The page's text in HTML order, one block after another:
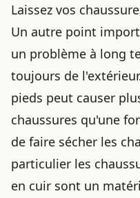
Laissez vos
Un autre point
un problème à long
toujours de
pieds peut causer
chaussures qu'une
de faire sécher les
particulier les
en cuir sont un